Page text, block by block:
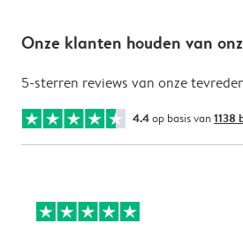
Onze klanten houden van
5-sterren reviews van onze
4.4op basis van 1138